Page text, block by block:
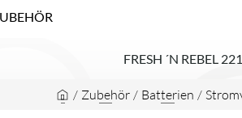
FRESH ´N REBEL
/ Zubehör / Batterien /